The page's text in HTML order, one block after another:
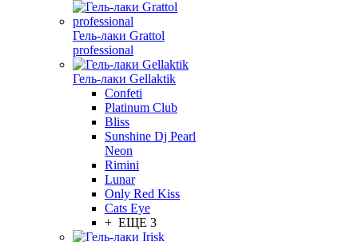
Гель-лаки Grattol
professional
Гель-лаки Gellaktik
Confeti
Platinum Club
Bliss
Sunshine Dj Pearl
Neon
Rimini
Lunar
Only Red Kiss
Cats Eye
+ ЕЩЕ 3